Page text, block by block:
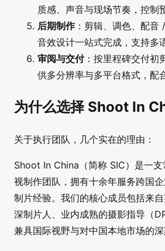
质感、声音与现场节奏，控制
后期制作：剪辑、调色、配音
音效设计一站式完成，支持多
审阅与交付：按里程碑交付初
供多分辨率与多平台格式，配
为什么选择 Shoot In
关于执行团队，几个实在的理由：
Shoot In China（简称 SIC）是一
视制作团队，拥有十余年服务跨国
制片经验。我们的核心成员包括来
深制片人、业内成熟的摄影指导（
兼具国际视野与对中国本地市场的深